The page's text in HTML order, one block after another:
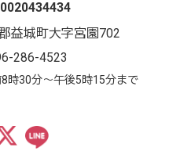
益城町大字宮園702
286-4523
時30分～午後5時15分まで